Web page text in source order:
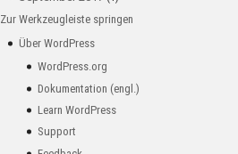
Zur Werkzeugleiste springen
Über WordPress
WordPress.org
Dokumentation (engl.)
Learn WordPress
Support